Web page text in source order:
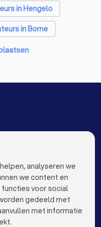
in Hengelo
in Borne
in Haaksbergen
in Langeveen
in Eibergen
in Amsterdam
in Rotterdam
in Den Haag
in Utrecht
voor jou
keyboard_arrow_down
analyseren we
we content en
voor social
gedeeld met
met informatie